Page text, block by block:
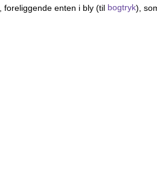
, foreliggende enten i bly (til bogtryk),